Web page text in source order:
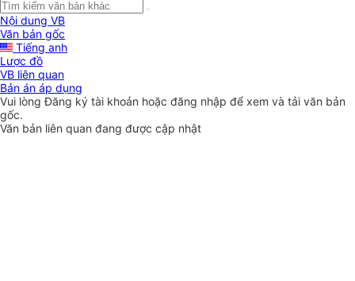
Nội dung VB
Văn bản gốc
Tiếng anh
Lược đồ
VB liên quan
Bản án áp dụng
Vui lòngĐăng ký tài khoản hoặc đăng nhập để xem và tải văn bản
gốc.
Văn bản liên quan đang được cập nhật